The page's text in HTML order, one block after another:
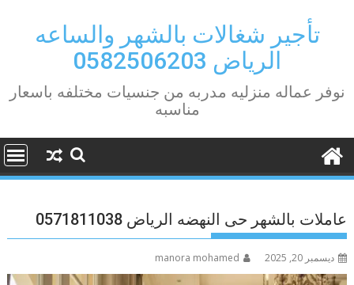
contentتأجير شغالات بالشهر والساعه
الرياض 0582506203
نوفر عماله منزليه مدربه من جنسيات مختلفه باسعار
مناسبه
عاملات بالشهر حى النهضه الرياض 0571811038
ديسمبر 20, 2025 manora mohamed